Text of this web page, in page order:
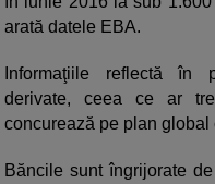
arată datele EBA.
Informaţiile reflectă în
derivate, ceea ce ar
concurează pe plan global
Băncile sunt îngrijorate